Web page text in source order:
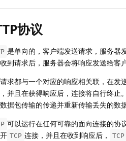
协议
是单向的，客户端发送请求，服务器
到请求后，服务器会将响应发送给客
求都与一个对应的响应相关联，在发
并且在获得响应后，连接将自行终止
据包传输的传递并重新传输丢失的数
可以运行在任何可靠的面向连接的协
TCP 连接，并且在收到响应后， TCP